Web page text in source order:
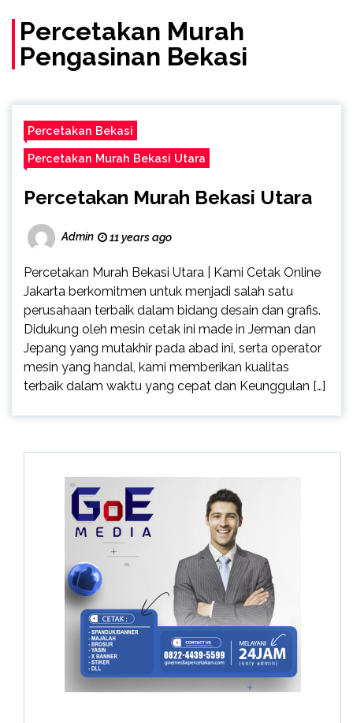
Percetakan Murah
Pengasinan Bekasi
Percetakan Bekasi
Percetakan Murah Bekasi Utara
Percetakan Murah Bekasi Utara
Admin 11 years ago
Percetakan Murah Bekasi Utara | Kami Cetak Online
Jakarta berkomitmen untuk menjadi salah satu
perusahaan terbaik dalam bidang desain dan grafis.
Didukung oleh mesin cetak ini made in Jerman dan
Jepang yang mutakhir pada abad ini, serta operator
mesin yang handal, kami memberikan kualitas
terbaik dalam waktu yang cepat dan Keunggulan […]